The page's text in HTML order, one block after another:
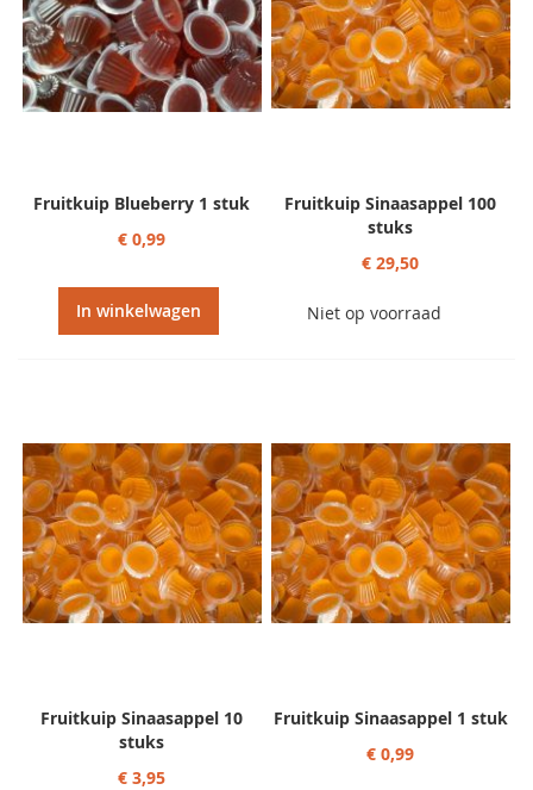
Fruitkuip Blueberry 1 stuk
€ 0,99
In winkelwagen
Fruitkuip Sinaasappel 100
stuks
€ 29,50
Niet op voorraad
Fruitkuip Sinaasappel 10
stuks
€ 3,95
Fruitkuip Sinaasappel 1 stuk
€ 0,99